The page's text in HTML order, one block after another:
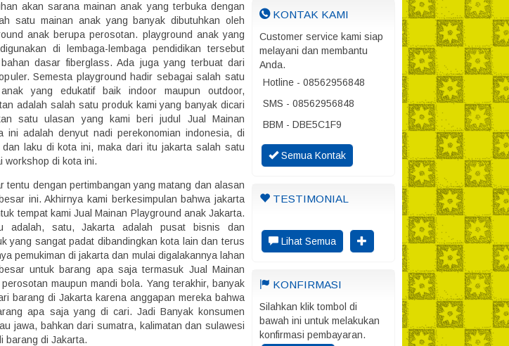
akan sarana mainan anak yang terbuka dengan
satu mainan anak yang banyak dibutuhkan oleh
anak berupa perosotan. playground anak yang
di lembaga-lembaga pendidikan tersebut
dasar fiberglass. Ada juga yang terbuat dari
Semesta playground hadir sebagai salah satu
yang edukatif baik indoor maupun outdoor,
adalah salah satu produk kami yang banyak dicari
satu ulasan yang kami beri judul Jual Mainan
ini adalah denyut nadi perekonomian indonesia, di
laku di kota ini, maka dari itu jakarta salah satu
workshop di kota ini.
tentu dengan pertimbangan yang matang dan alasan
ini. Akhirnya kami berkesimpulan bahwa jakarta
tempat kami Jual Mainan Playground anak Jakarta.
adalah, satu, Jakarta adalah pusat bisnis dan
yang sangat padat dibandingkan kota lain dan terus
pemukiman di jakarta dan mulai digalakannya lahan
untuk barang apa saja termasuk Jual Mainan
maupun mandi bola. Yang terakhir, banyak
barang di Jakarta karena anggapan mereka bahwa
apa saja yang di cari. Jadi Banyak konsumen
jawa, bahkan dari sumatra, kalimatan dan sulawesi
barang di Jakarta.
KONTAK KAMI
Customer service kami siap
melayani dan membantu
Anda.
Hotline - 08562956848
SMS - 08562956848
BBM - DBE5C1F9
Semua Kontak
TESTIMONIAL
Lihat Semua
KONFIRMASI
Silahkan klik tombol di
bawah ini untuk melakukan
konfirmasi pembayaran.